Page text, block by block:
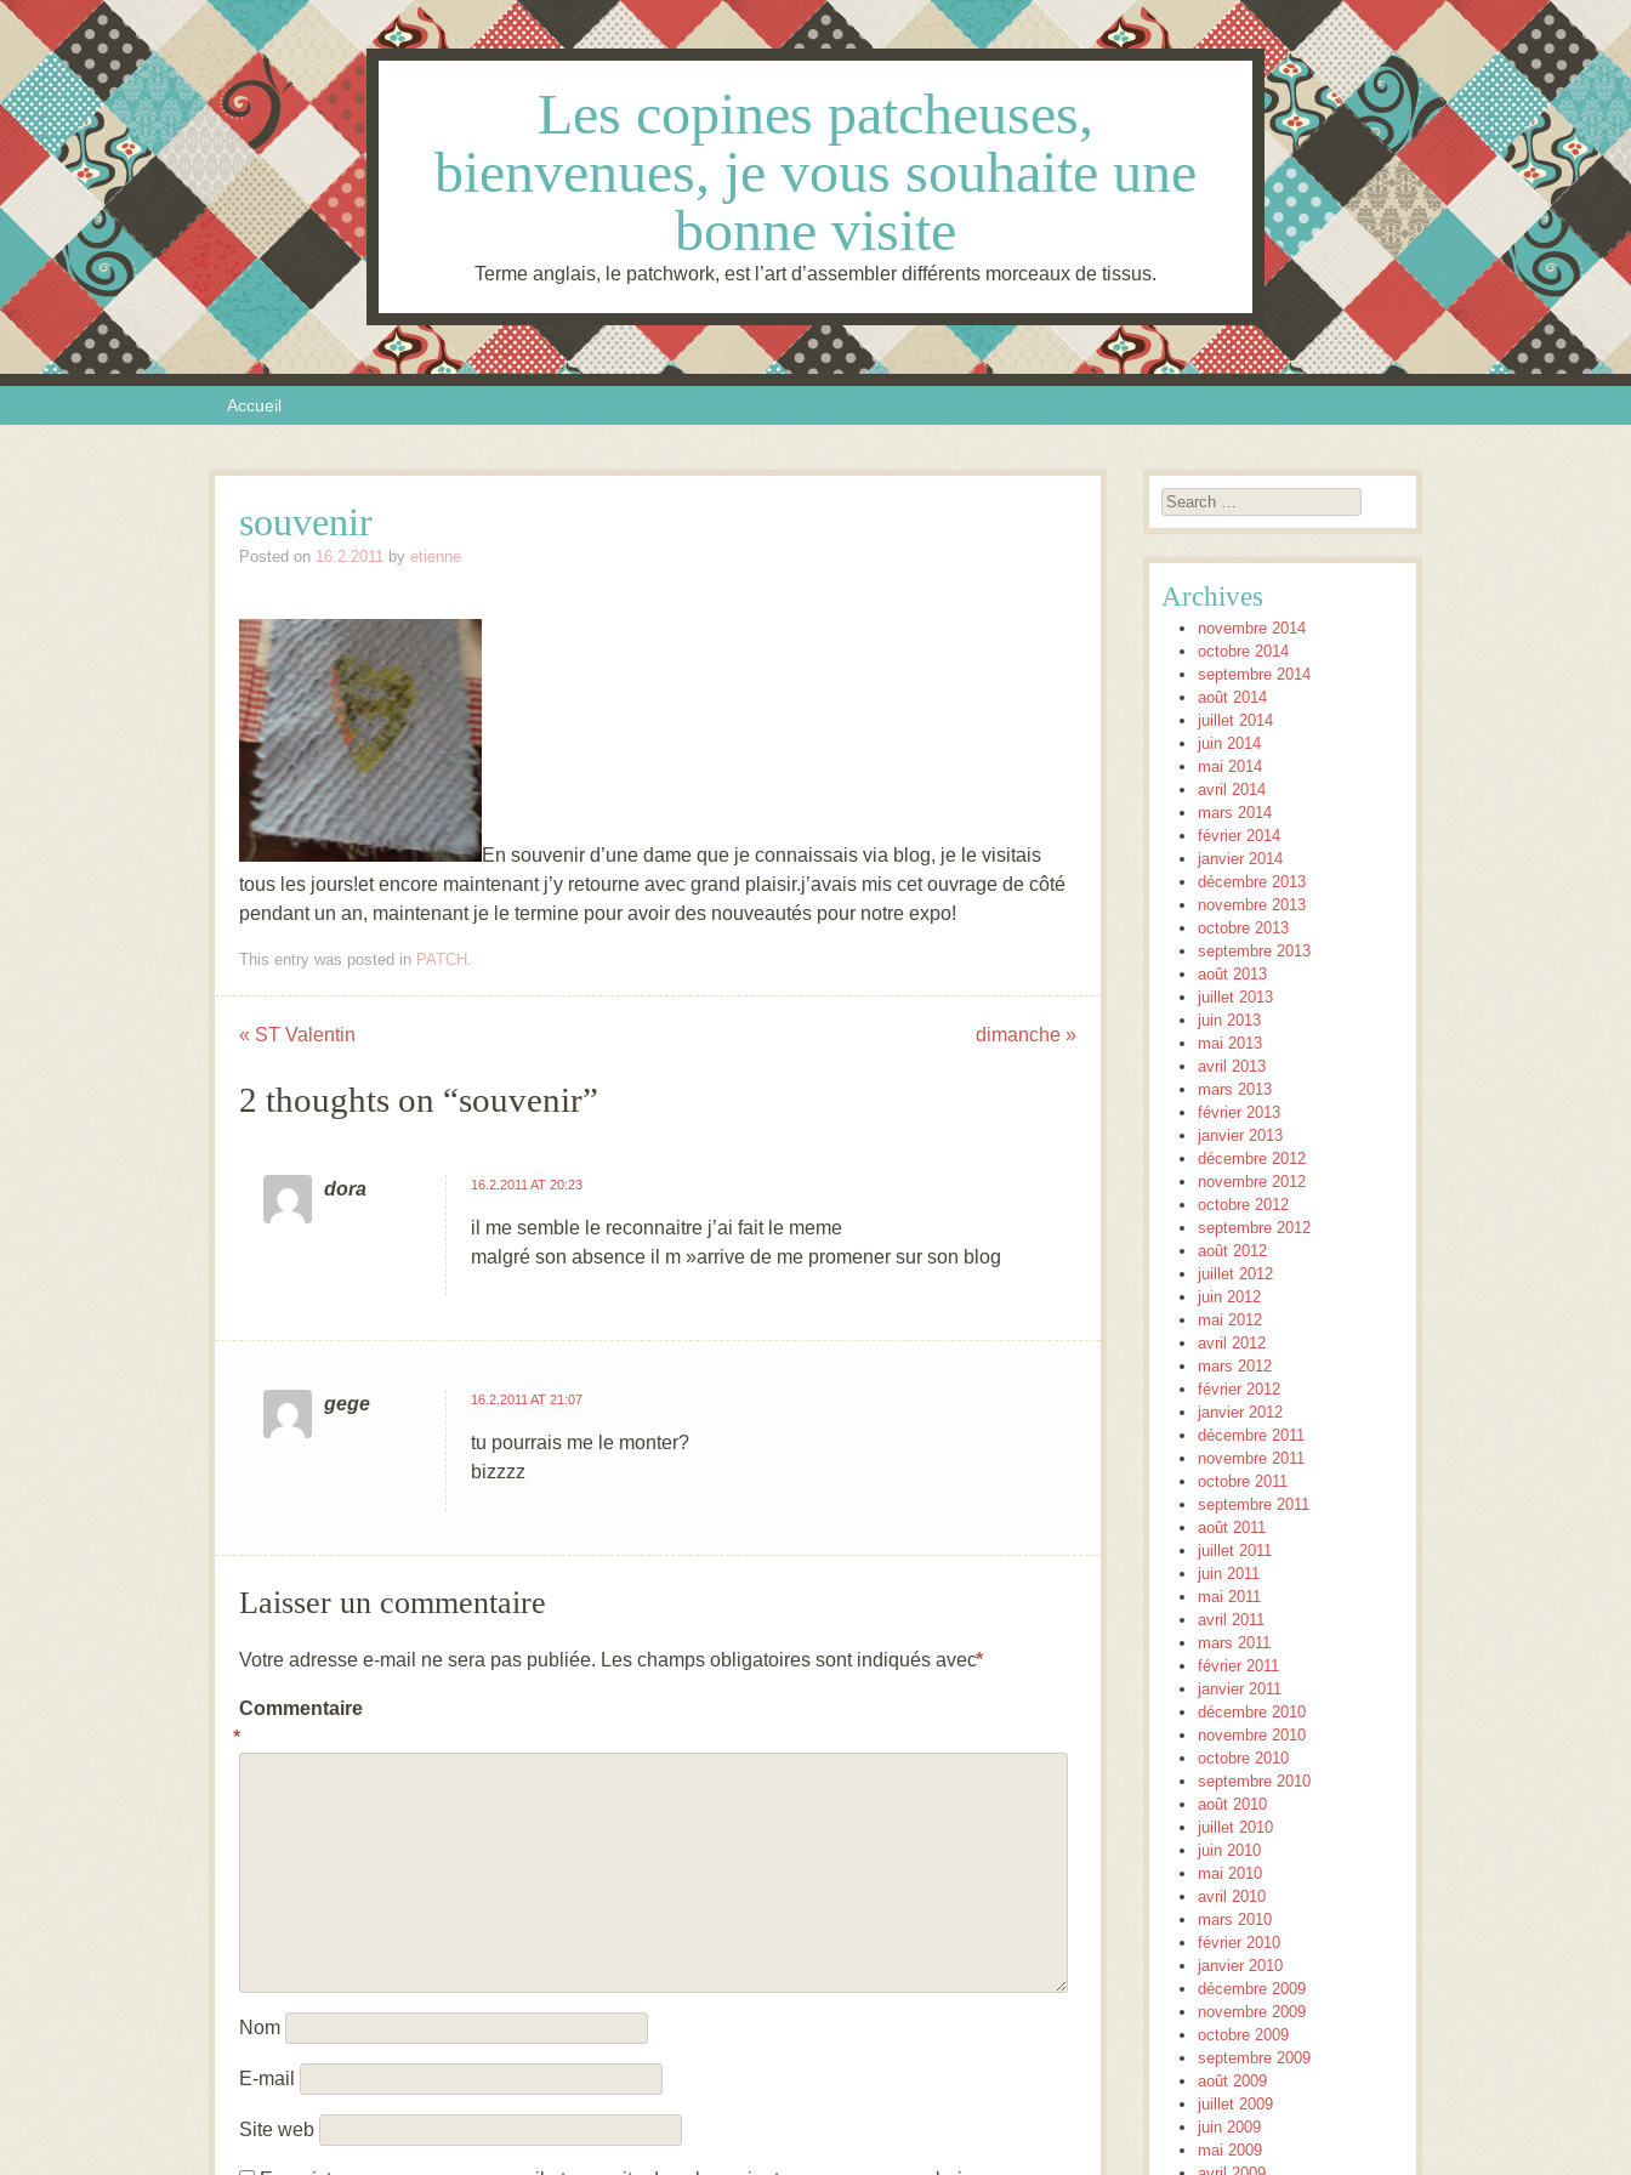
Les copines patcheuses,
bienvenues, je vous souhaite une
bonne visite
Terme anglais, le patchwork, est l’art d’assembler différents morceaux de tissus.
Menu Accueil
souvenir
Posted on 16.2.2011 by etienne
En souvenir d’une dame que je connaissais via blog, je le visitais
tous les jours!et encore maintenant j’y retourne avec grand plaisir.j’avais mis cet ouvrage de côté
pendant un an, maintenant je le termine pour avoir des nouveautés pour notre expo!
This entry was posted in PATCH .
Post navigation
« ST Valentin dimanche »
2 thoughts on “souvenir”
dora 16.2.2011 AT 20:23
il me semble le reconnaitre j’ai fait le meme
malgré son absence il m »arrive de me promener sur son blog
gege 16.2.2011 AT 21:07
tu pourrais me le monter?
bizzzz
Laisser un commentaire
Votre adresse e-mail ne sera pas publiée. Les champs obligatoires sont indiqués avec*
Commentaire
*
Nom
E-mail
Site web
Search
Archives
novembre 2014
octobre 2014
septembre 2014
août 2014
juillet 2014
juin 2014
mai 2014
avril 2014
mars 2014
février 2014
janvier 2014
décembre 2013
novembre 2013
octobre 2013
septembre 2013
août 2013
juillet 2013
juin 2013
mai 2013
avril 2013
mars 2013
février 2013
janvier 2013
décembre 2012
novembre 2012
octobre 2012
septembre 2012
août 2012
juillet 2012
juin 2012
mai 2012
avril 2012
mars 2012
février 2012
janvier 2012
décembre 2011
novembre 2011
octobre 2011
septembre 2011
août 2011
juillet 2011
juin 2011
mai 2011
avril 2011
mars 2011
février 2011
janvier 2011
décembre 2010
novembre 2010
octobre 2010
septembre 2010
août 2010
juillet 2010
juin 2010
mai 2010
avril 2010
mars 2010
février 2010
janvier 2010
décembre 2009
novembre 2009
octobre 2009
septembre 2009
août 2009
juillet 2009
juin 2009
mai 2009